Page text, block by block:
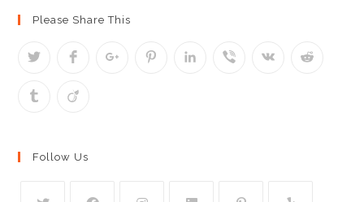
Please Share This
Follow Us